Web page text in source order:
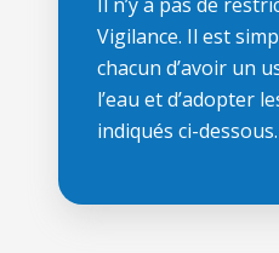
Vigilance. Il est
chacun d’avoir un
l’eau et d’adopter
indiqués ci-dessous.